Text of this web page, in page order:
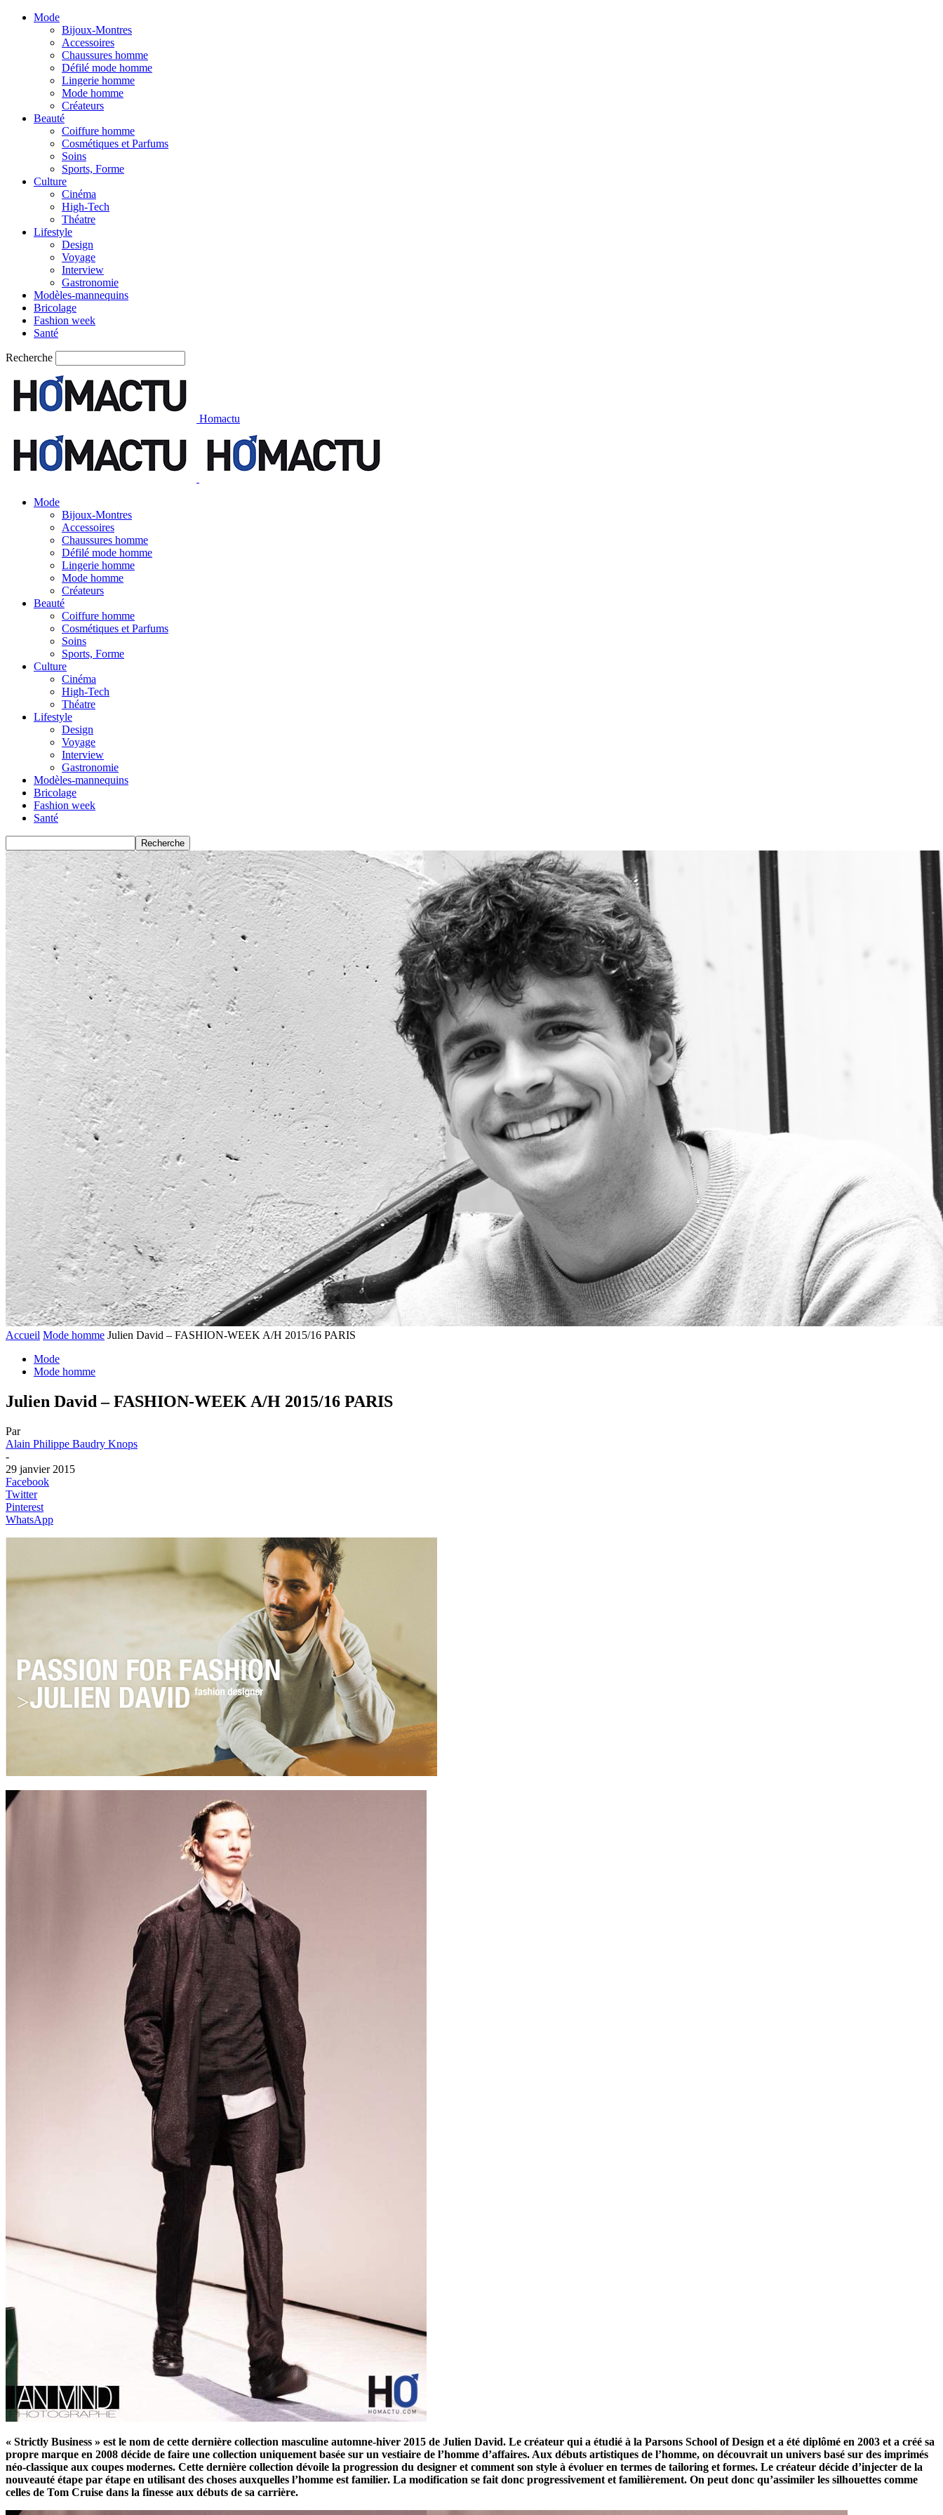
Mode
Bijoux-Montres
Accessoires
Chaussures homme
Défilé mode homme
Lingerie homme
Mode homme
Créateurs
Beauté
Coiffure homme
Cosmétiques et Parfums
Soins
Sports, Forme
Culture
Cinéma
High-Tech
Théatre
Lifestyle
Design
Voyage
Interview
Gastronomie
Modèles-mannequins
Bricolage
Fashion week
Santé
Recherche
Homactu
Mode
Bijoux-Montres
Accessoires
Chaussures homme
Défilé mode homme
Lingerie homme
Mode homme
Créateurs
Beauté
Coiffure homme
Cosmétiques et Parfums
Soins
Sports, Forme
Culture
Cinéma
High-Tech
Théatre
Lifestyle
Design
Voyage
Interview
Gastronomie
Modèles-mannequins
Bricolage
Fashion week
Santé
Accueil Mode homme Julien David – FASHION-WEEK A/H 2015/16 PARIS
Mode
Mode homme
Julien David – FASHION-WEEK A/H 2015/16 PARIS
Par
Alain Philippe Baudry Knops
-
29 janvier 2015
Facebook
Twitter
Pinterest
WhatsApp
« Strictly Business » est le nom de cette dernière collection masculine automne-hiver 2015 de Julien David. Le créateur qui a étudié à la Parsons School of Design et a été diplômé en 2003 et a créé sa
propre marque en 2008 décide de faire une collection uniquement basée sur un vestiaire de l’homme d’affaires. Aux débuts artistiques de l’homme, on découvrait un univers basé sur des imprimés
néo-classique aux coupes modernes. Cette dernière collection dévoile la progression du designer et comment son style à évoluer en termes de tailoring et formes. Le créateur décide d’injecter de la
nouveauté étape par étape en utilisant des choses auxquelles l’homme est familier. La modification se fait donc progressivement et familièrement. On peut donc qu’assimiler les silhouettes comme
celles de Tom Cruise dans la finesse aux débuts de sa carrière.